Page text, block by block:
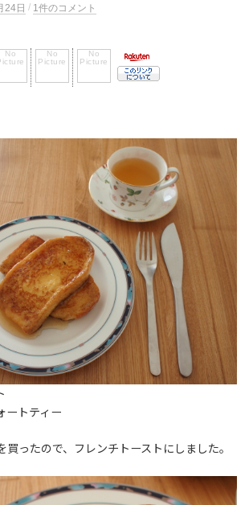
24日 / 1件のコメント
ートティー
ったので、フレンチトーストにしました。